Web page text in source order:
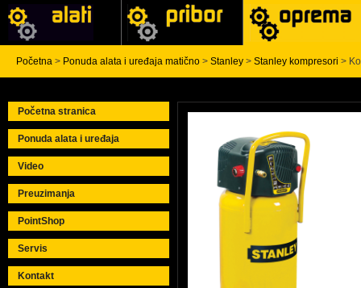
Početna > Ponuda alata i uređaja matično > Stanley > Stanley kompresori >
Početna stranica
Ponuda alata i uređaja
Video
Preuzimanja
PointShop
Servis
Kontakt